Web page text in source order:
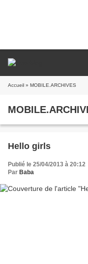
Accueil » MOBILE.ARCHIVES
Hello girls
Publié le 25/04/2013 à 20:12
Par Baba